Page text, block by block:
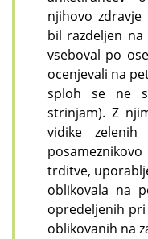
njihovo
bil razdeljen
vseboval po
ocenjevali na
sploh se ne
strinjam). Z
vidike
trditve,
oblikovala na
opredeljenih
oblikovanih na